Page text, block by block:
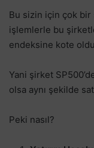
Bu sizin için çok bir
işlemlerle bu
endeksine kote
Yani şirket
olsa aynı şekilde
Peki nasıl?